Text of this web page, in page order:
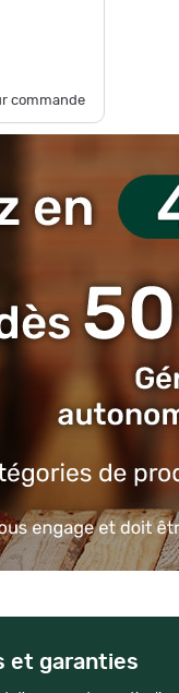
commande
et garanties